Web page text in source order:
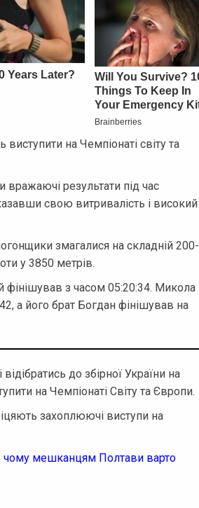
на Чемпіонаті світу та
результати під час
свою витривалість і високий
змагалися на складній 200-
у 3850 метрів.
фінішував з часом 05:20:34. Микола
а його брат Богдан фінішував на
до збірної України на
на Чемпіонаті Світу та Європи.
захоплюючі виступи на
чому мешканцям Полтави варто